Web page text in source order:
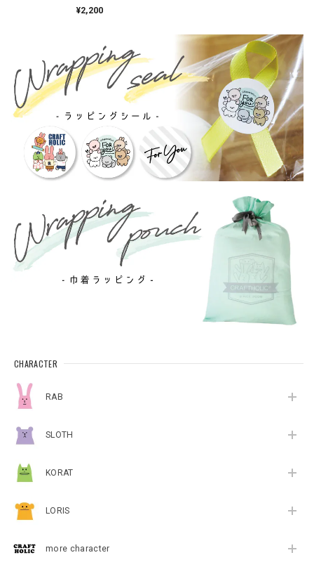
CHARACTER
RAB
SLOTH
KORAT
LORIS
more character
しフェイスポーチ¥2,200